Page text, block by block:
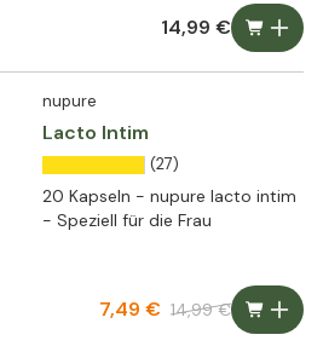
14,99 €
nupure
Lacto Intim
(27)
20 Kapseln - nupure lacto intim
- Speziell für die Frau
7,49 € 14,99 €